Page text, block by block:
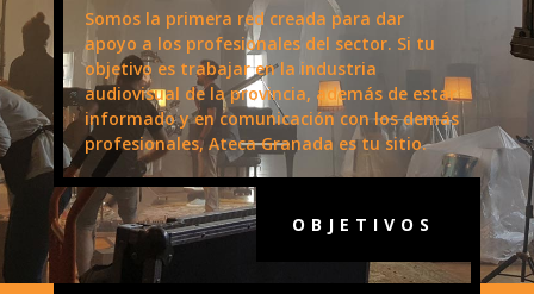
Somos la primera red creada para dar
apoyo a los profesionales del sector. Si tu
objetivo es trabajar en la industria
audiovisual de la provincia, además de estar
informado y en comunicación con los demás
profesionales, Ateca Granada es tu sitio.
OBJETIVOS